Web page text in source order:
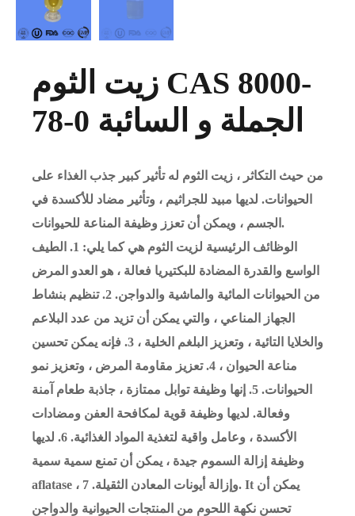
زيت الثوم CAS 8000-
78-0 الجملة و السائبة
من حيث التكاثر ، زيت الثوم له تأثير كبير جذب الغذاء على
الحيوانات. لديها مبيد للجراثيم ، وتأثير مضاد للأكسدة في
الجسم ، ويمكن أن تعزز وظيفة المناعة للحيوانات.
الوظائف الرئيسية لزيت الثوم هي كما يلي: 1. الطيف
الواسع والقدرة المضادة للبكتيريا فعالة ، هو العدو المرض
من الحيوانات المائية والماشية والدواجن. 2. تنظيم بنشاط
الجهاز المناعي ، والتي يمكن أن تزيد من عدد البلاعم
والخلايا التائية ، وتعزيز البلغم الخلية ، 3. فإنه يمكن تحسين
مناعة الحيوان ، 4. تعزيز مقاومة المرض ، وتعزيز نمو
الحيوانات. 5. إنها وظيفة توابل ممتازة ، جاذبة طعام آمنة
وفعالة. لديها وظيفة قوية لمكافحة العفن ومضادات
الأكسدة ، وعامل واقية لتغذية المواد الغذائية. 6. لديها
وظيفة إزالة السموم جيدة ، يمكن أن تمنع سمية سمية
aflatase ، وإزالة أيونات المعادن الثقيلة. 7. It يمكن أن
تحسن نكهة اللحوم من المنتجات الحيوانية والدواجن